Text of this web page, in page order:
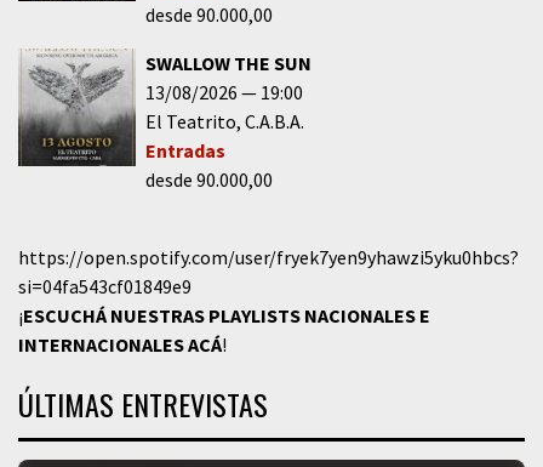
desde 90.000,00
SWALLOW THE SUN
13/08/2026
19:00
El Teatrito C.A.B.A.
Entradas
desde 90.000,00
https://open.spotify.com/user/fryek7yen9yhawzi5yku0hbcs?
si=04fa543cf01849e9
¡ESCUCHÁ NUESTRAS PLAYLISTS NACIONALES E
INTERNACIONALESACÁ!
ÚLTIMAS ENTREVISTAS